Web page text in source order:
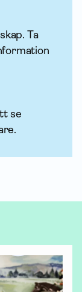
Ta
se